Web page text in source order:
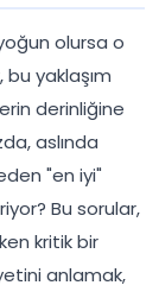
olursa o
bu yaklaşım
derinliğine
aslında
"en iyi"
Bu sorular,
kritik bir
anlamak,